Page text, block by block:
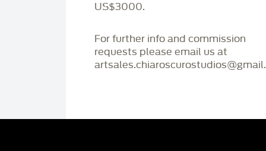
US$3000.
For further info and commission
requests please email us at